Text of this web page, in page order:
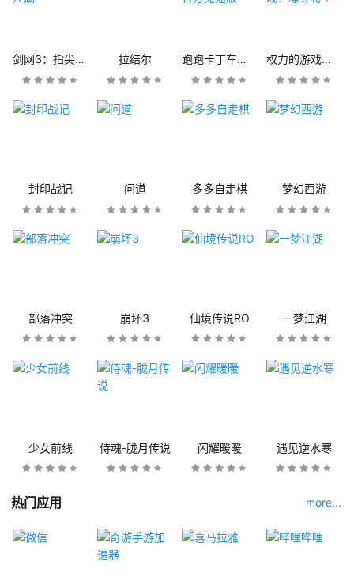
剑网3：指尖江湖 拉结尔 跑跑卡丁车官方竞速版 权力的游戏：凛冬将至
封印战记 问道 多多自走棋 梦幻西游
部落冲突 崩坏3 仙境传说RO 一梦江湖
少女前线 侍魂-胧月传说 闪耀暖暖 遇见逆水寒
热门应用 more...